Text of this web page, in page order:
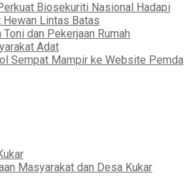
Biosekuriti Nasional Hadapi
Lintas Batas
dan Pekerjaan Rumah
Adat
Sempat Mampir ke Website Pemda
Masyarakat dan Desa Kukar